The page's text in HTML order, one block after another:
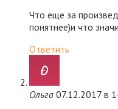
Что еще за
понятнее)и что
Ответить
Ольга 07.12.2017 в